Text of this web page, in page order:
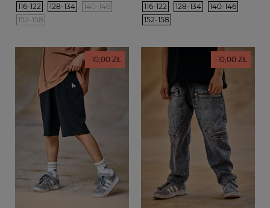
116-122 128-134
140-146
152-158
116-122 128-134
140-146
152-158
-10,00 ZŁ -10,00 ZŁ